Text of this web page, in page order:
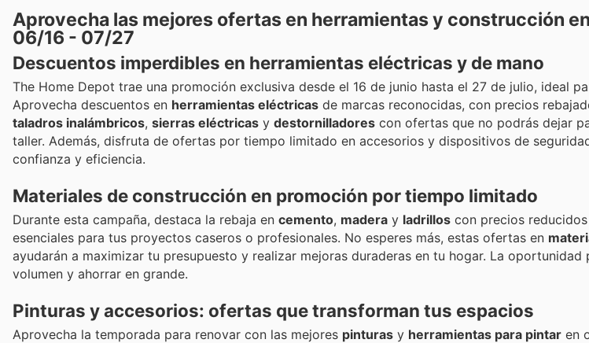
Aprovecha las mejores ofertas en herramientas y construcción
06/16 - 07/27
Descuentos imperdibles en herramientas eléctricas y de mano
The Home Depot trae una promoción exclusiva desde el 16 de junio hasta el 27 de julio, ideal
Aprovecha descuentos en herramientas eléctricas de marcas reconocidas, con precios
taladros inalámbricos, sierras eléctricas y destornilladores con ofertas que no podrás dejar
taller. Además, disfruta de ofertas por tiempo limitado en accesorios y dispositivos de
confianza y eficiencia.
Materiales de construcción en promoción por tiempo limitado
Durante esta campaña, destaca la rebaja en cemento, madera y ladrillos con precios
esenciales para tus proyectos caseros o profesionales. No esperes más, estas ofertas en
ayudarán a maximizar tu presupuesto y realizar mejoras duraderas en tu hogar. La
volumen y ahorrar en grande.
Pinturas y accesorios: ofertas que transforman tus espacios
Aprovecha la temporada para renovar con las mejores pinturas y herramientas para pintar en